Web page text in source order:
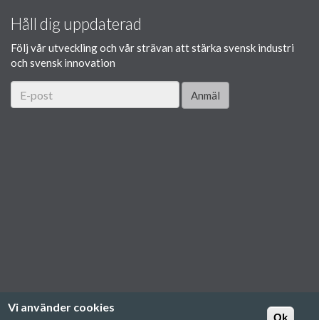
Håll dig uppdaterad
Följ vår utveckling och vår strävan att stärka svensk industri
och svensk innovation
Anmäl
Vi använder cookies
Ok